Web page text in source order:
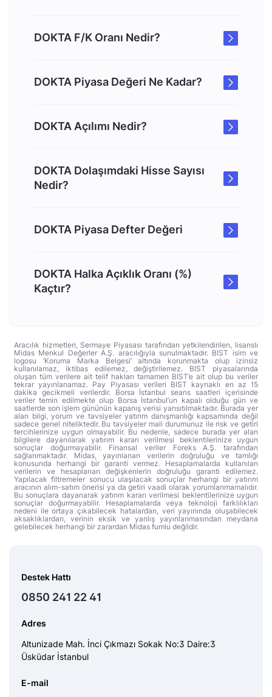
DOKTA F/K Oranı Nedir?
DOKTA Piyasa Değeri Ne Kadar?
DOKTA Açılımı Nedir?
DOKTA Dolaşımdaki Hisse Sayısı
Nedir?
DOKTA Piyasa Defter Değeri
DOKTA Halka Açıklık Oranı (%)
Kaçtır?
Aracılık hizmetleri, Sermaye Piyasası tarafından yetkilendirilen, lisanslı
Midas Menkul Değerler A.Ş. aracılığıyla sunulmaktadır. BIST isim ve
logosu ‘Koruma Marka Belgesi’ altında korunmakta olup izinsiz
kullanılamaz, iktibas edilemez, değiştirilemez. BIST piyasalarında
oluşan tüm verilere ait telif hakları tamamen BIST’e ait olup bu veriler
tekrar yayınlanamaz. Pay Piyasası verileri BIST kaynaklı en az 15
dakika gecikmeli verilerdir. Borsa İstanbul seans saatleri içerisinde
veriler temin edilmekte olup Borsa İstanbul’un kapalı olduğu gün ve
saatlerde son işlem gününün kapanış verisi yansıtılmaktadır. Burada yer
alan bilgi, yorum ve tavsiyeler yatırım danışmanlığı kapsamında değil
sadece genel niteliktedir. Bu tavsiyeler mali durumunuz ile risk ve getiri
tercihlerinize uygun olmayabilir. Bu nedenle, sadece burada yer alan
bilgilere dayanılarak yatırım kararı verilmesi beklentilerinize uygun
sonuçlar doğurmayabilir. Finansal veriler Foreks A.Ş. tarafından
sağlanmaktadır. Midas, yayınlanan verilerin doğruluğu ve tamlığı
konusunda herhangi bir garanti vermez. Hesaplamalarda kullanılan
verilerin ve hesaplanan değişkenlerin doğruluğu garanti edilemez.
Yapılacak filtremeler sonucu ulaşılacak sonuçlar herhangi bir yatırım
aracının alım-satım önerisi ya da getiri vaadi olarak yorumlanmamalıdır.
Bu sonuçlara dayanarak yatırım kararı verilmesi beklentilerinize uygun
sonuçlar doğurmayabilir. Hesaplamalarda veya teknoloji farklılıkları
nedeni ile ortaya çıkabilecek hatalardan, veri yayınında oluşabilecek
aksaklıklardan, verinin eksik ve yanlış yayınlanmasından meydana
gelebilecek herhangi bir zarardan Midas fumlu değildir.
Destek Hattı
0850 241 22 41
Adres
Altunizade Mah. İnci Çıkmazı Sokak No:3 Daire:3
Üsküdar İstanbul
E-mail